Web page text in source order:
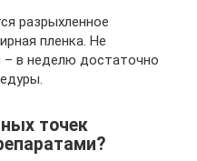
разрыхленное
пленка. Не
– в неделю достаточно
точек